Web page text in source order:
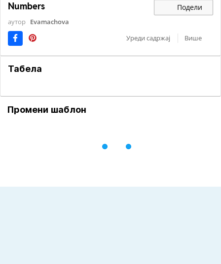
Numbers Подели
аутор
Evamachova
Уреди садржај
Више
Табела
Промени шаблон